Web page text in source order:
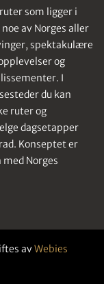
som ligger i
av Norges aller
spektakulære
og
I
du kan
ruter og
dagsetapper
Konseptet er
Norges
avWebies